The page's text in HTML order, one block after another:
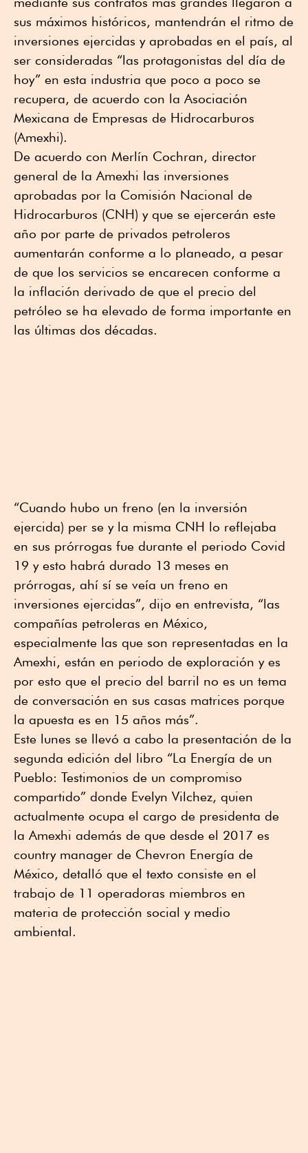
sus máximos históricos, mantendrán el ritmo de
inversiones ejercidas y aprobadas en el país, al
ser consideradas “las protagonistas del día de
hoy” en esta industria que poco a poco se
recupera, de acuerdo con la Asociación
Mexicana de Empresas de Hidrocarburos
(Amexhi).
De acuerdo con Merlín Cochran, director
general de la Amexhi las inversiones
aprobadas por la Comisión Nacional de
Hidrocarburos (CNH) y que se ejercerán este
año por parte de privados petroleros
aumentarán conforme a lo planeado, a pesar
de que los servicios se encarecen conforme a
la inflación derivado de que el precio del
petróleo se ha elevado de forma importante en
las últimas dos décadas.
“Cuando hubo un freno (en la inversión
ejercida) per se y la misma CNH lo reflejaba
en sus prórrogas fue durante el periodo Covid
19 y esto habrá durado 13 meses en
prórrogas, ahí sí se veía un freno en
inversiones ejercidas”, dijo en entrevista, “las
compañías petroleras en México,
especialmente las que son representadas en la
Amexhi, están en periodo de exploración y es
por esto que el precio del barril no es un tema
de conversación en sus casas matrices porque
la apuesta es en 15 años más”.
Este lunes se llevó a cabo la presentación de la
segunda edición del libro “La Energía de un
Pueblo: Testimonios de un compromiso
compartido” donde Evelyn Vilchez, quien
actualmente ocupa el cargo de presidenta de
la Amexhi además de que desde el 2017 es
country manager de Chevron Energía de
México, detalló que el texto consiste en el
trabajo de 11 operadoras miembros en
materia de protección social y medio
ambiental.